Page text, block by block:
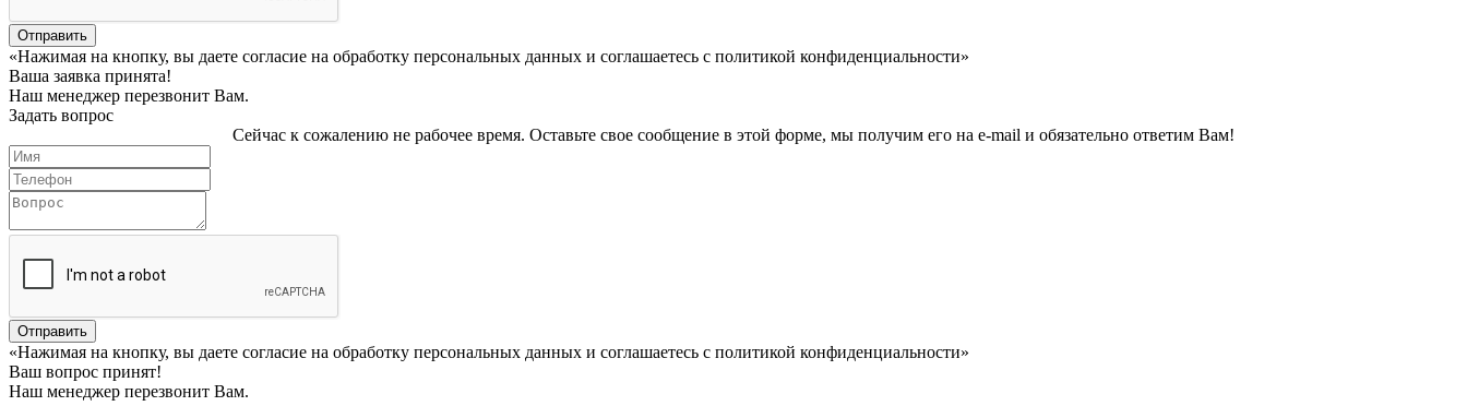
Отправить
«Нажимая на кнопку, вы даете согласие на обработку персональных данных и соглашаетесь c политикой конфиденциальности»
Ваша заявка принята!
Наш менеджер перезвонит Вам.
Задать вопрос
Сейчас к сожалению не рабочее время. Оставьте свое сообщение в этой форме, мы получим его на e-mail и обязательно ответим Вам!
Отправить
«Нажимая на кнопку, вы даете согласие на обработку персональных данных и соглашаетесь c политикой конфиденциальности»
Ваш вопрос принят!
Наш менеджер перезвонит Вам.